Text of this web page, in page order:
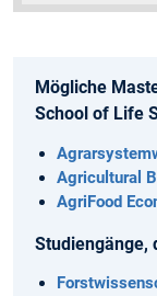
Mögliche
School of Life
Agricultural
AgriFood
Studiengänge,